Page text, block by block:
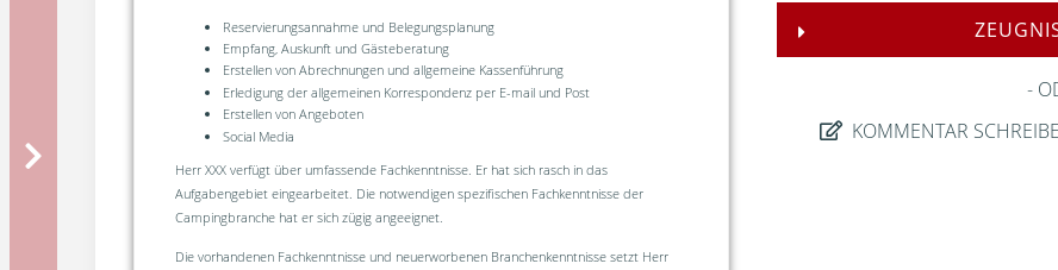
KOMMENTAR
Reservierungsannahme und Belegungsplanung
Empfang, Auskunft und Gästeberatung
Erstellen von Abrechnungen und allgemeine Kassenführung
Erledigung der allgemeinen Korrespondenz per E-mail und Post
Erstellen von Angeboten
Social Media
Herr XXX verfügt über umfassende Fachkenntnisse. Er hat sich rasch in das
Aufgabengebiet eingearbeitet. Die notwendigen spezifischen Fachkenntnisse der
Campingbranche hat er sich zügig angeeignet.
Die vorhandenen Fachkenntnisse und neuerworbenen Branchenkenntnisse setzt Herr